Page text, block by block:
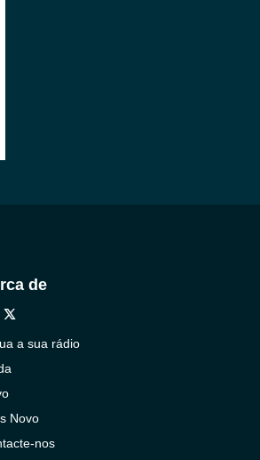
de
a sua rádio
Novo
nos